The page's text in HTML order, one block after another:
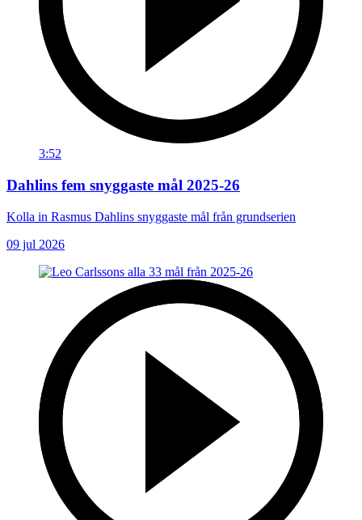
3:52
Dahlins fem snyggaste mål 2025-26
Kolla in Rasmus Dahlins snyggaste mål från grundserien
09 jul 2026